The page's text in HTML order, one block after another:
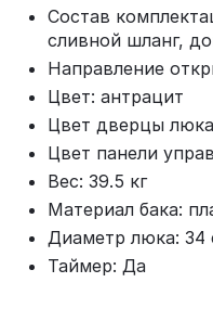
Состав
сливной шланг,
Направление
Цвет: антрацит
Цвет дверцы
Цвет панели
Вес: 39.5 кг
Материал бака:
Диаметр люка: 34
Таймер: Да